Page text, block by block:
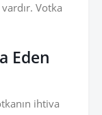
Votka
Eden
ihtiva